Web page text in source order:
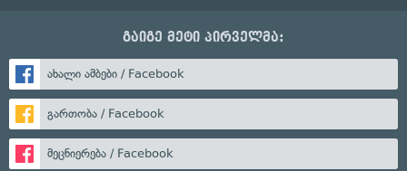
გაიგე მეტი პირველმა:
ახალი ამბები / Facebook
გართობა / Facebook
მეცნიერება / Facebook